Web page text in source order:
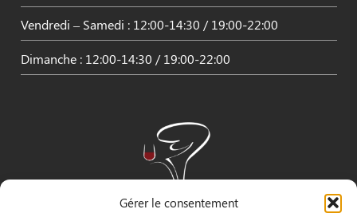
Gérer le consentement
Vendredi – Samedi : 12:00-14:30 / 19:00-22:00
Dimanche : 12:00-14:30 / 19:00-22:00